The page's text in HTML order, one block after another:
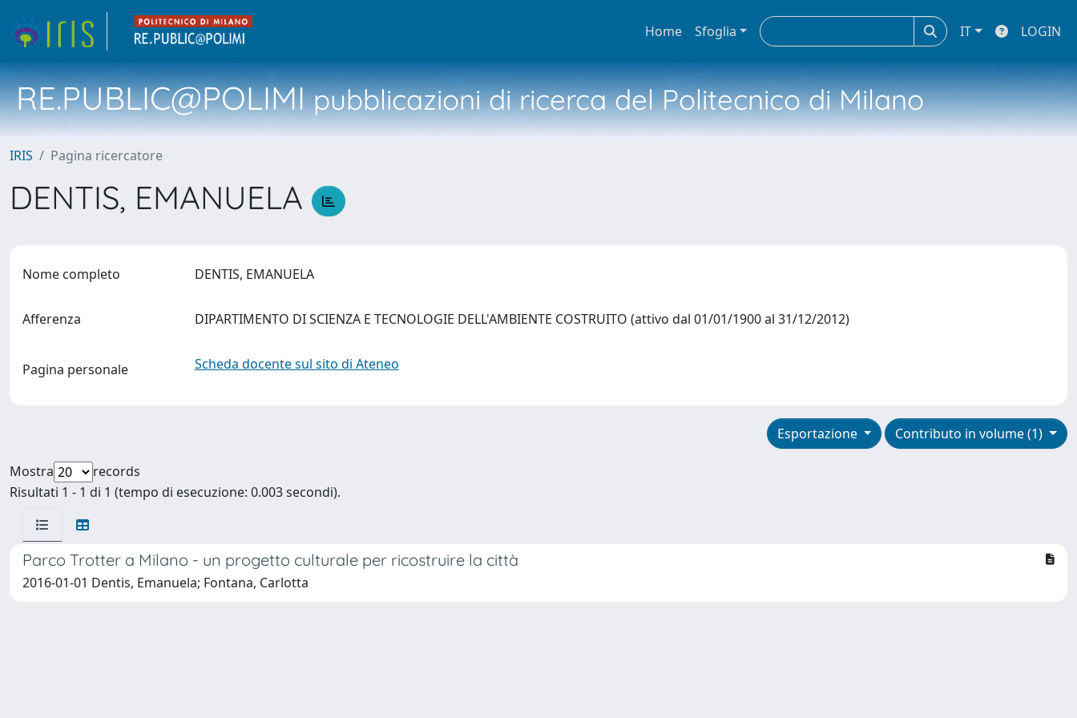
Home Sfoglia IT LOGIN
RE.PUBLIC@POLIMIpubblicazioni di ricerca del Politecnico di Milano
IRIS Pagina ricercatore
DENTIS, EMANUELA
Nome completo DENTIS, EMANUELA
Afferenza DIPARTIMENTO DI SCIENZA E TECNOLOGIE DELL'AMBIENTE COSTRUITO (attivo dal 01/01/1900 al 31/12/2012)
Pagina personale Scheda docente sul sito di Ateneo
Contributo in volume (1)
Esportazione
Mostra
records
Risultati 1 - 1 di 1 (tempo di esecuzione: 0.003 secondi).
Parco Trotter a Milano - un progetto culturale per ricostruire la città
2016-01-01 Dentis, Emanuela; Fontana, Carlotta